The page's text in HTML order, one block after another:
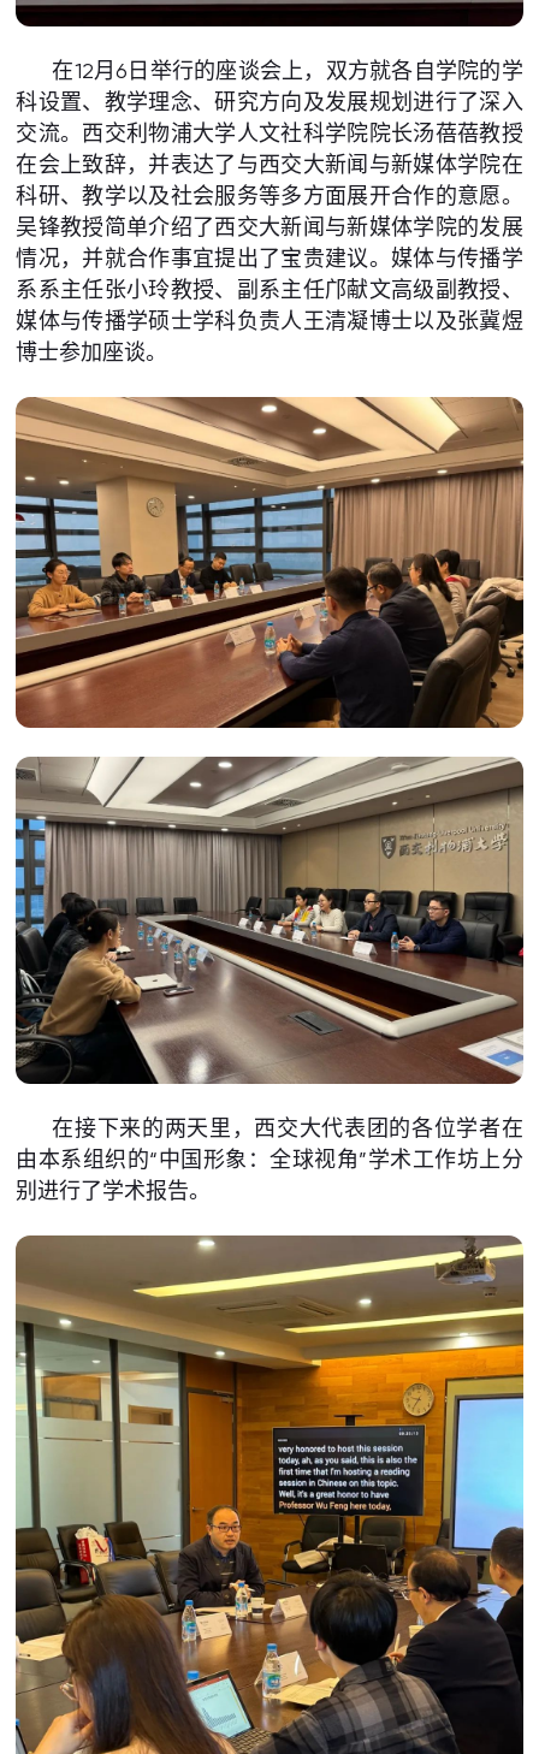
在12月6日举行的座谈会上，双方就各自学院的学
科设置、教学理念、研究方向及发展规划进行了深入
交流。西交利物浦大学人文社科学院院长汤蓓蓓教授
在会上致辞，并表达了与西交大新闻与新媒体学院在
科研、教学以及社会服务等多方面展开合作的意愿。
吴锋教授简单介绍了西交大新闻与新媒体学院的发展
情况，并就合作事宜提出了宝贵建议。媒体与传播学
系系主任张小玲教授、副系主任邝献文高级副教授、
媒体与传播学硕士学科负责人王清凝博士以及张冀煜
博士参加座谈。
在接下来的两天里，西交大代表团的各位学者在
由本系组织的“中国形象：全球视角”学术工作坊上分
别进行了学术报告。